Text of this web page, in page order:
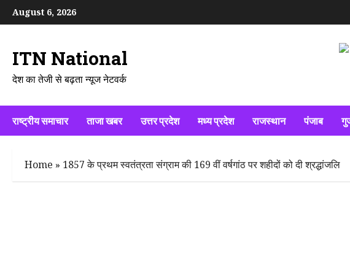
Skip
to
August 6, 2026
ITN National
देश का तेजी से बढ़ता न्यूज नेटवर्क
राष्ट्रीय समाचार ताजा खबर उत्तर प्रदेश मध्य प्रदेश राजस्थान पंजाब
Home » 1857 के प्रथम स्वतंत्रता संग्राम की 169 वीं वर्षगांठ पर शहीदों को दी श्रद्धांजलि